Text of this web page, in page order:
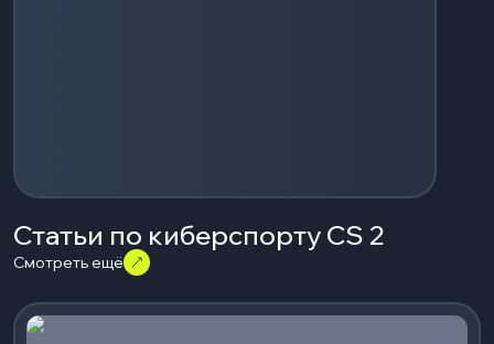
Статьи по киберспорту CS 2
Смотреть ещё